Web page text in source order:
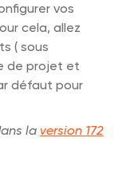
vos
cela, allez
( sous
de projet et
défaut pour
la version 172